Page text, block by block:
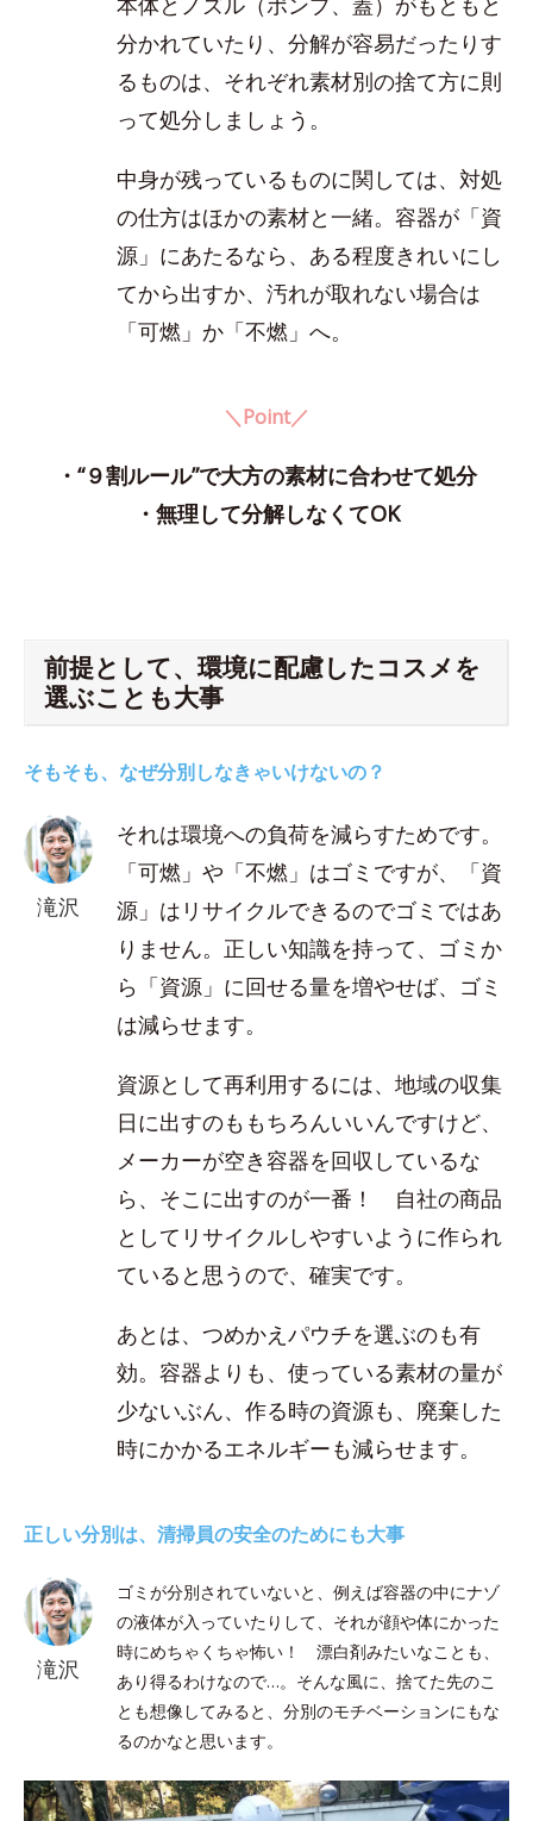
分かれていたり、分解が容易だったりす
るものは、それぞれ素材別の捨て方に則
って処分しましょう。
中身が残っているものに関しては、対処
の仕方はほかの素材と一緒。容器が「資
源」にあたるなら、ある程度きれいにし
てから出すか、汚れが取れない場合は
「可燃」か「不燃」へ。
＼Point／
・“９割ルール”で大方の素材に合わせて処分
・無理して分解しなくてOK
前提として、環境に配慮したコスメを
選ぶことも大事
そもそも、なぜ分別しなきゃいけないの？
滝沢
それは環境への負荷を減らすためです。
「可燃」や「不燃」はゴミですが、「資
源」はリサイクルできるのでゴミではあ
りません。正しい知識を持って、ゴミか
ら「資源」に回せる量を増やせば、ゴミ
は減らせます。
資源として再利用するには、地域の収集
日に出すのももちろんいいんですけど、
メーカーが空き容器を回収しているな
ら、そこに出すのが一番！ 自社の商品
としてリサイクルしやすいように作られ
ていると思うので、確実です。
あとは、つめかえパウチを選ぶのも有
効。容器よりも、使っている素材の量が
少ないぶん、作る時の資源も、廃棄した
時にかかるエネルギーも減らせます。
正しい分別は、清掃員の安全のためにも大事
滝沢
ゴミが分別されていないと、例えば容器の中にナゾ
の液体が入っていたりして、それが顔や体にかった
時にめちゃくちゃ怖い！ 漂白剤みたいなことも、
あり得るわけなので…。そんな風に、捨てた先のこ
とも想像してみると、分別のモチベーションにもな
るのかなと思います。